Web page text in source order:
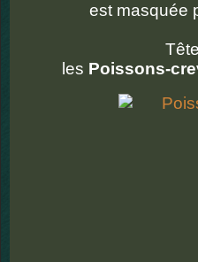
est masquée
les Poissons-